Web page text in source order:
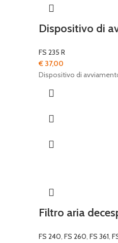
Dispositivo di
FS 235 R
€ 37,00
Dispositivo di
Filtro aria
FS 240, FS 260, FS 361,